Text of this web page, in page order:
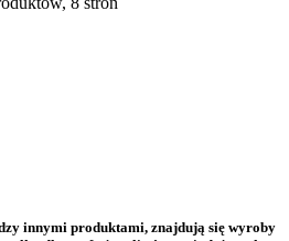
innymi produktami, znajdują się wyroby